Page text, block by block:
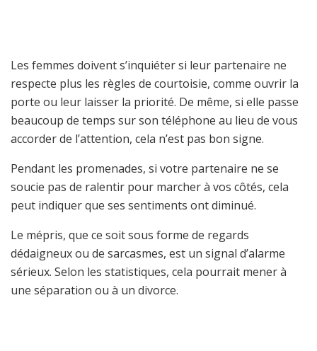
Les femmes doivent s’inquiéter si leur partenaire ne
respecte plus les règles de courtoisie, comme ouvrir la
porte ou leur laisser la priorité. De même, si elle passe
beaucoup de temps sur son téléphone au lieu de vous
accorder de l’attention, cela n’est pas bon signe.
Pendant les promenades, si votre partenaire ne se
soucie pas de ralentir pour marcher à vos côtés, cela
peut indiquer que ses sentiments ont diminué.
Le mépris, que ce soit sous forme de regards
dédaigneux ou de sarcasmes, est un signal d’alarme
sérieux. Selon les statistiques, cela pourrait mener à
une séparation ou à un divorce.